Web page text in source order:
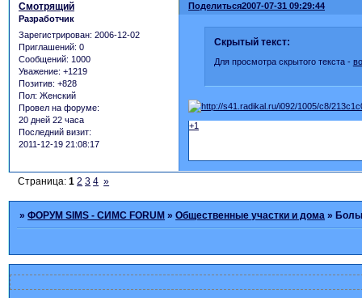
Поделиться2007-07-31 09:29:44
Смотрящий
Разработчик
Зарегистрирован: 2006-12-02
Приглашений: 0
Сообщений: 1000
Уважение: +1219
Позитив: +828
Пол: Женский
Провел на форуме:
20 дней 22 часа
Последний визит:
2011-12-19 21:08:17
Скрытый текст:
Для просмотра скрытого текста -
+1
Страница:1 2 3 4 »
»ФОРУМ SIMS - СИМС FORUM »Общественные участки и дома »